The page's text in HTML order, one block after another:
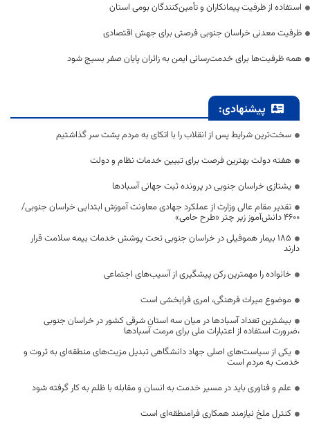
استفاده از ظرفیت پیمانکاران و تأمین‌کنندگان بومی استان
ظرفیت معدنی خراسان جنوبی فرصتی برای جهش اقتصادی
همه ظرفیت‌ها برای خدمت‌رسانی ایمن به زائران پایان صفر بسیج شود
پیشنهادی:
سخت‌ترین شرایط پس از انقلاب را با اتکای به مردم پشت سر گذاشتیم
هفته دولت بهترین فرصت برای تبیین خدمات نظام و دولت
یشتازی خراسان جنوبی در پرونده ثبت جهانی آسبادها
تقدیر مقام عالی وزارت از عملکرد جهادی معاونت آموزش ابتدایی خراسان جنوبی/
۴۶۰۰ دانش‌آموز زیر چتر «طرح حامی»
۱۸۵ بیمار هموفیلی در خراسان جنوبی تحت پوشش خدمات بیمه سلامت قرار
دارند
خانواده را مهمترین رکن پیشگیری از آسیب‌های اجتماعی
موضوع میراث فرهنگی، امری فرابخشی است
بیشترین تعداد آسبادها در میان سه استان شرقی کشور در خراسان جنوبی
،ضرورت استفاده از اعتبارات ملی برای مرمت آسبادها
یکی از سیاست‌های اصلی جهاد دانشگاهی تبدیل مزیت‌های منطقه‌ای به ثروت و
خدمت به مردم است
علم و فناوری باید در مسیر خدمت به انسان و مقابله با ظلم به کار گرفته شود
کنترل ملخ نیازمند همکاری فرامنطقه‌ای است